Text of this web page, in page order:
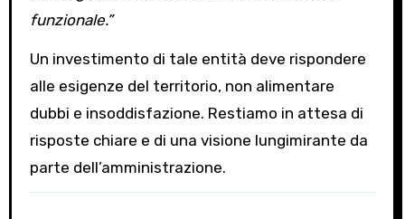
funzionale.”
Un investimento di tale entità deve rispondere
alle esigenze del territorio, non alimentare
dubbi e insoddisfazione. Restiamo in attesa di
risposte chiare e di una visione lungimirante da
parte dell’amministrazione.